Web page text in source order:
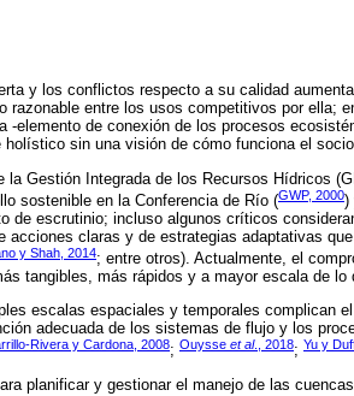
y los conflictos respecto a su calidad
razonable entre los usos competitivos por ella;
-elemento de conexión de los procesos
sin una visión de cómo funciona el
la Gestión Integrada de los Recursos Hídricos
sostenible en la Conferencia de Río (GWP, 2000)
de escrutinio; incluso algunos críticos
acciones claras y de estrategias adaptativas
y Shah, 2014; entre otros). Actualmente, el
tangibles, más rápidos y a mayor escala de lo
escalas espaciales y temporales complican
adecuada de los sistemas de flujo y los
Rivera y Cardona, 2008; Ouysse et al., 2018; Yu y
planificar y gestionar el manejo de las